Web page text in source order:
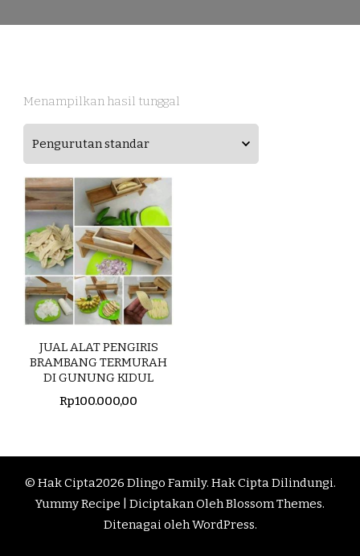
Menampilkan hasil tunggal
JUAL ALAT PENGIRIS
BRAMBANG TERMURAH
DI GUNUNG KIDUL
Rp100.000,00
© Hak Cipta2026 Dlingo Family. Hak Cipta Dilindungi.
Yummy Recipe | Diciptakan OlehBlossom Themes.
Ditenagai olehWordPress.